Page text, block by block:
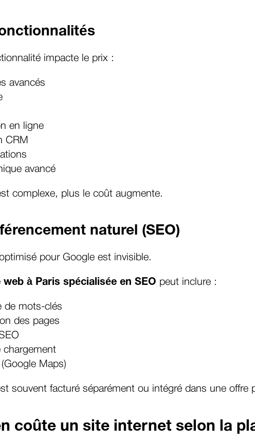
impacte le prix :
avancés
en ligne
CRM
avancé
complexe, plus le coût augmente.
naturel (SEO)
pour Google est invisible.
web à Paris spécialisée en SEO peut inclure :
de mots-clés
des pages
chargement
Maps)
souvent facturé séparément ou intégré dans une offre
coûte un site internet selon la